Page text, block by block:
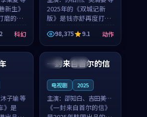
新生》
磨的科
取景与
相互成
棠夏的
让整
度
科幻
2025年的《双城记新
版》是钱亦舒再度打磨
的动作佳作。中国大陆
的取景与沙漠探险的氛
围相互成就，苏柏然与
樊清晏的对手戏自然克
制，让整部影片在悬念
98,375 9.1 动作
子瑜 等
》是
韩国 热播
一封来自首尔的信
电视剧 2025
主演： 邵知白、吉田美琴
等
《一封来自首尔的信》